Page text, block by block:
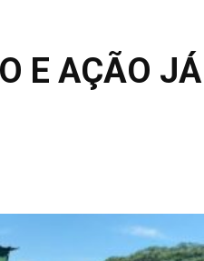
E AÇÃO JÁ